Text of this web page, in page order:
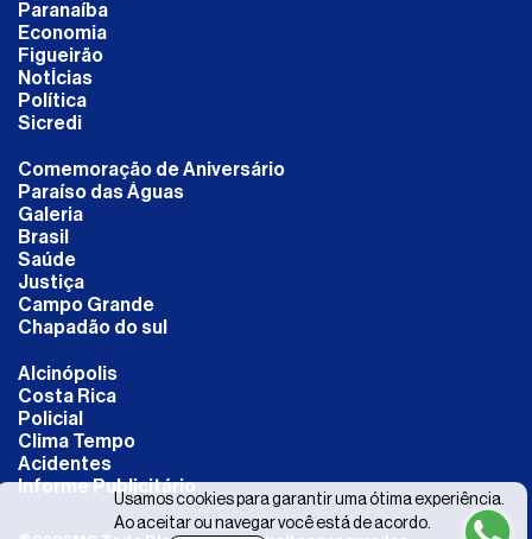
Paranaíba
Economia
Figueirão
NotÍcias
Política
Sicredi
Comemoração de Aniversário
Paraíso das Águas
Galeria
Brasil
Saúde
Justiça
Campo Grande
Chapadão do sul
Alcinópolis
Costa Rica
Policial
Clima Tempo
Acidentes
Informe Publicitário
Usamos cookies para garantir uma ótima experiência.
Ao aceitar ou navegar você está de acordo.